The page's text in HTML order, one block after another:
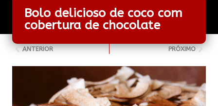
Bolo delicioso de coco com
cobertura de chocolate
ANTERIOR PRÓXIMO